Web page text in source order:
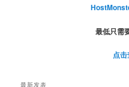
最低只需
点
最新发表